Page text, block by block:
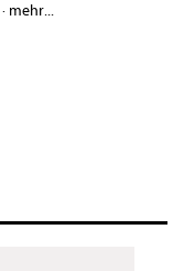
· mehr...